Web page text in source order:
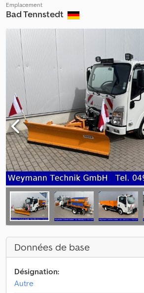
Emplacement
Bad Tennstedt
Données de base
Désignation:
Autre